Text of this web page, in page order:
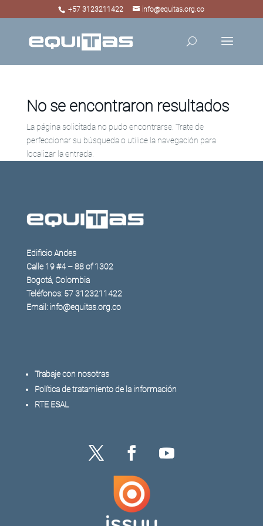
+57 3123211422 info@equitas.org.co
No se encontraron resultados
La página solicitada no pudo encontrarse. Trate de
perfeccionar su búsqueda o utilice la navegación para
localizar la entrada.
Edificio Andes
Calle 19 #4 – 88 of 1302
Bogotá, Colombia
Teléfonos: 57 3123211422
Email: info@equitas.org.co
Trabaje con nosotras
Política de tratamiento de la información
RTE ESAL